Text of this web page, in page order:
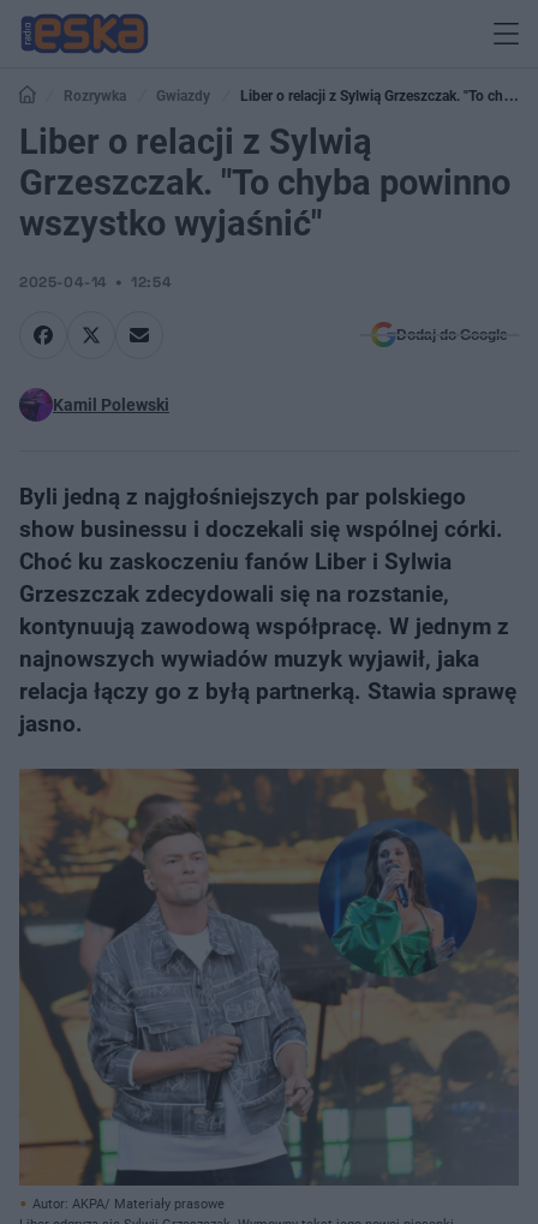
Rozrywka Gwiazdy
Liber o relacji z Sylwią Grzeszczak. "To chyba
powinno wszystko wyjaśnić"
Liber o relacji z Sylwią
Grzeszczak. "To chyba powinno
wszystko wyjaśnić"
2025-04-14 12:54
Dodaj do Google
Kamil Polewski
Byli jedną z najgłośniejszych par polskiego
show businessu i doczekali się wspólnej córki.
Choć ku zaskoczeniu fanów Liber i Sylwia
Grzeszczak zdecydowali się na rozstanie,
kontynuują zawodową współpracę. W jednym z
najnowszych wywiadów muzyk wyjawił, jaka
relacja łączy go z byłą partnerką. Stawia sprawę
jasno.
Autor: AKPA/ Materiały prasowe